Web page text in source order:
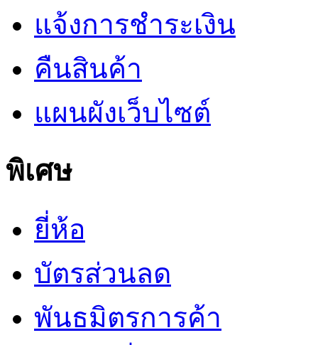
แจ้งการชำระเงิน
คืนสินค้า
แผนผังเว็บไซต์
พิเศษ
ยี่ห้อ
บัตรส่วนลด
พันธมิตรการค้า